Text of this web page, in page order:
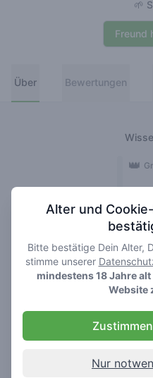
🌱
Freund
Über Bewertungen
🍃
🌱
🥦
👑
Rezensionen
Alter und
Bitte bestätige Dein Alter,
stimme unserer
mindestens 18 Jahre
Website
Nur